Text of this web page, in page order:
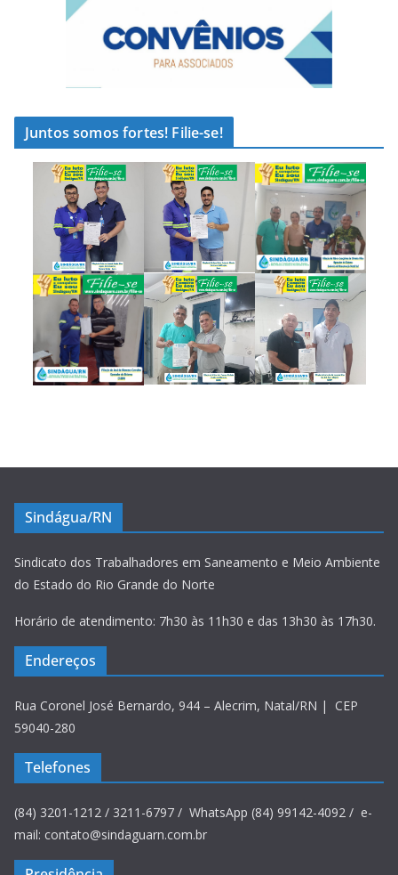
Juntos somos fortes! Filie-se!
Sindágua/RN
Sindicato dos Trabalhadores em Saneamento e Meio Ambiente
do Estado do Rio Grande do Norte
Horário de atendimento: 7h30 às 11h30 e das 13h30 às 17h30.
Endereços
Rua Coronel José Bernardo, 944 – Alecrim, Natal/RN | CEP
59040-280
Telefones
(84) 3201-1212 / 3211-6797 / WhatsApp (84) 99142-4092 / e-
mail: contato@sindaguarn.com.br